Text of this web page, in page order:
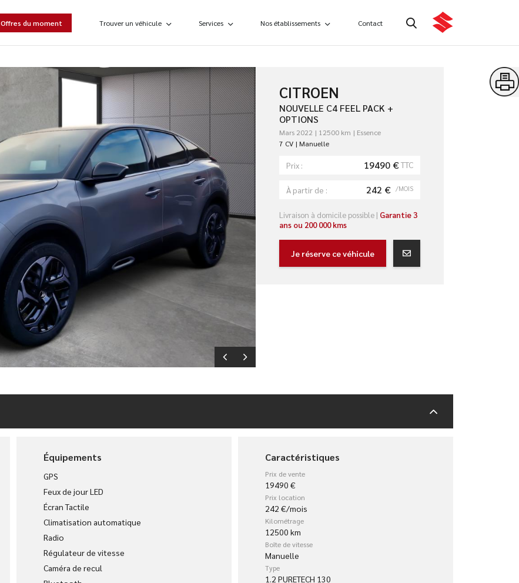
Offres du moment Trouver un véhicule Services Nos établissements Contact
CITROEN
NOUVELLE C4 FEEL PACK +
OPTIONS
Mars 2022 12500 km
Essence
7 CV
Manuelle
Prix : 19490 €TTC
À partir de : 242 € /MOIS
Livraison à domicile possible | Garantie 3
ans ou 200 000 kms
Je réserve ce véhicule
Équipements
GPS
Feux de jour LED
Écran Tactile
Climatisation automatique
Radio
Régulateur de vitesse
Caméra de recul
Caractéristiques
Prix de vente
19490 €
Prix location
242 €/mois
Kilométrage
12500 km
Boîte de vitesse
Manuelle
Type
1.2 PURETECH 130